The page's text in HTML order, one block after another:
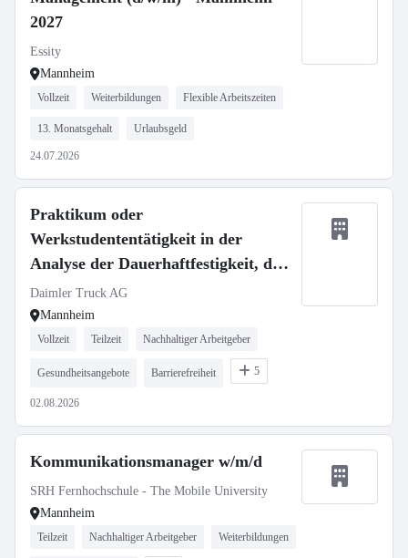
2027
Essity
Mannheim
Vollzeit Weiterbildungen Flexible Arbeitszeiten
13. Monatsgehalt Urlaubsgeld
24.07.2026
Praktikum oder
Werkstudententätigkeit in der
Analyse der Dauerhaftfestigkeit, der
Anforderung und des Verhaltens von
NMC4 Batterien
Daimler Truck AG
Mannheim
Vollzeit Teilzeit Nachhaltiger Arbeitgeber
Gesundheitsangebote Barrierefreiheit 5
02.08.2026
Kommunikationsmanager w/m/d
SRH Fernhochschule - The Mobile University
Mannheim
Teilzeit Nachhaltiger Arbeitgeber Weiterbildungen